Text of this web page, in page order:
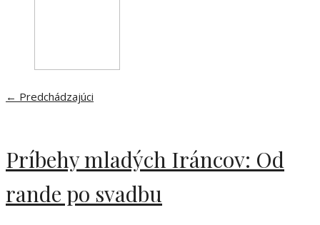
← Predchádzajúci
Príbehy mladých Iráncov: Od
rande po svadbu